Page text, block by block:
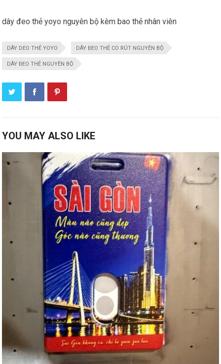
dây đeo thẻ yoyo nguyên bộ kèm bao thẻ nhân viên
DÂY DEO THẺ YOYO DÂY ĐEO THẺ CO RÚT NGUYÊN BỘ
DÂY ĐEO THẺ NGUYÊN BỘ
YOU MAY ALSO LIKE